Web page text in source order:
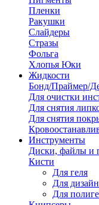
Пленки
Ракушки
Слайдеры
Стразы
Фольга
Хлопья Юки
Жидкости
Бонд/Праймер/
Для очистки
Для снятия
Для снятия
Инструменты
Диски, файлы и
Кисти
Для геля
Для
Для